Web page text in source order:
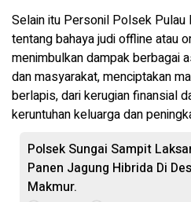
Selain itu Personil Polsek Pulau
tentang bahaya judi offline atau
menimbulkan dampak berbagai
dan masyarakat, menciptakan
berlapis, dari kerugian finansial
keruntuhan keluarga dan
Polsek Sungai Sampit
Panen Jagung Hibrida Di
Makmur.